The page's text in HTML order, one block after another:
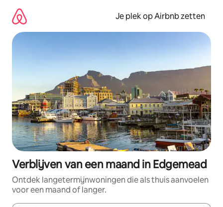
direct
naar
inhoud
Je plek op Airbnb zetten
Verblijven van een maand in Edgemead
Ontdek langetermijnwoningen die als thuis aanvoelen
voor een maand of langer.